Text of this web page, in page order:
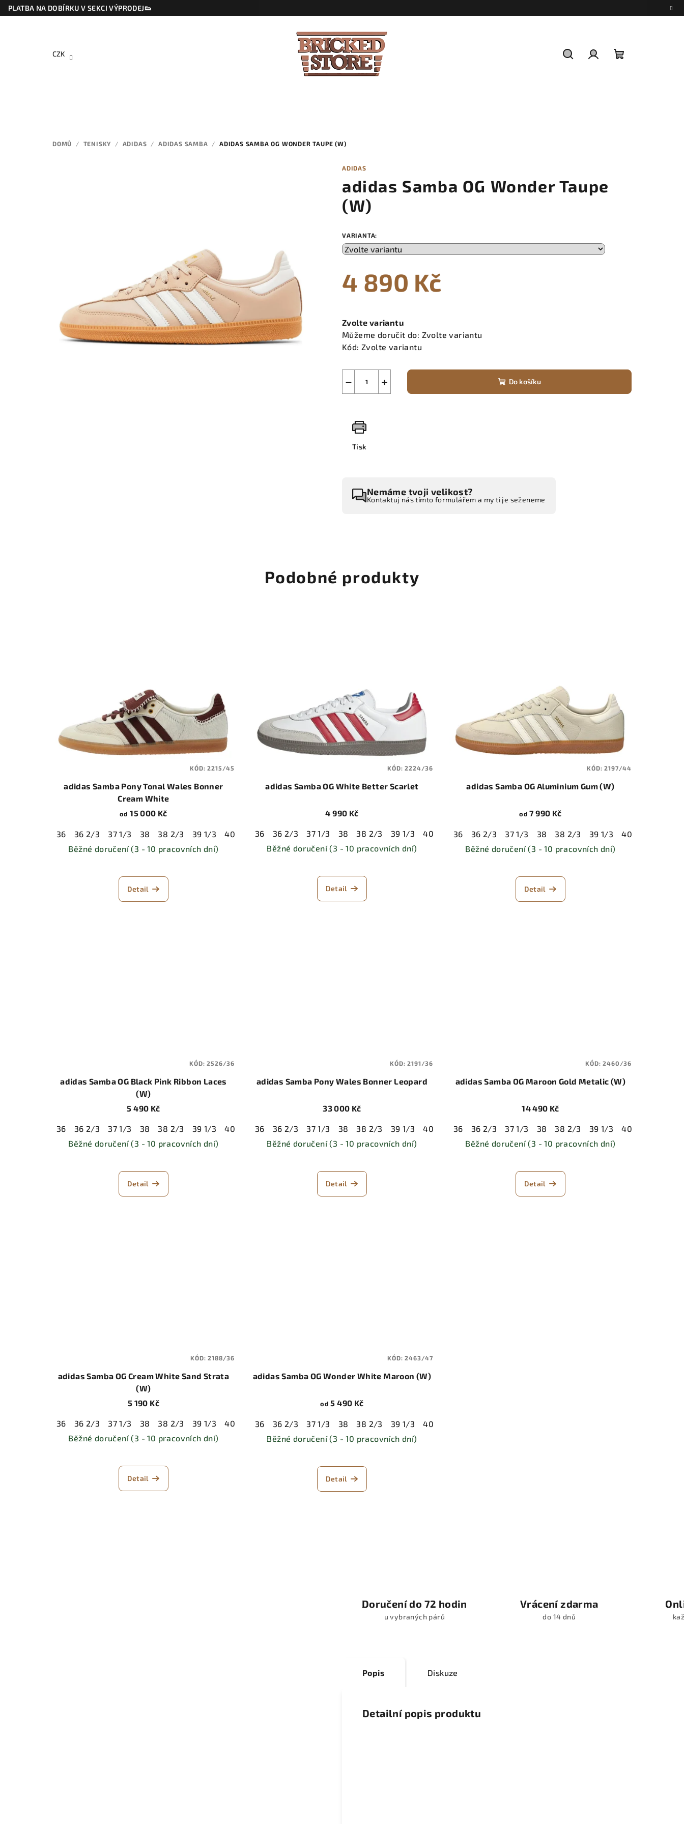
Přejít
na
PLATBA NA DOBÍRKU V SEKCI VÝPRODEJ👟
CZK
DOMŮ / TENISKY / ADIDAS / ADIDAS SAMBA / ADIDAS SAMBA OG WONDER TAUPE (W)
ADIDAS
adidas Samba OG Wonder Taupe
(W)
VARIANTA:
4 890 Kč
cena:
Zvolte variantu
Můžeme doručit do: Zvolte variantu
Kód: Zvolte variantu
+
− Do košíku
Tisk
Nemáme tvoji velikost?
Kontaktuj nás tímto formulářem a my ti je seženeme
Podobné produkty
adidas Samba Pony Tonal Wales Bonner
Cream White
od 15 000 Kč
36 36 2/3 37 1/3 38 38 2/3 39 1/3 40 40 2/3 41 1/3 42 42 2/3 43 1/3 44 44 2/3 45 1/3 46
46 2/3
Běžné doručení (3 - 10 pracovních dní)
Detail
KÓD:2215/45
adidas Samba OG White Better Scarlet
4 990 Kč
36 36 2/3 37 1/3 38 38 2/3 39 1/3 40 40 2/3 41 1/3 42 42 2/3 43 1/3 44 44 2/3
Běžné doručení (3 - 10 pracovních dní)
Detail
KÓD:2224/36
adidas Samba OG Aluminium Gum (W)
od 7 990 Kč
36 36 2/3 37 1/3 38 38 2/3 39 1/3 40
Běžné doručení (3 - 10 pracovních dní)
Detail
KÓD:2197/44
adidas Samba OG Black Pink Ribbon Laces
(W)
5 490 Kč
36 36 2/3 37 1/3 38 38 2/3 39 1/3 40 40 2/3 41 1/3 42 42 2/3 43 1/3
44
Běžné doručení (3 - 10 pracovních dní)
Detail
KÓD:2526/36
adidas Samba Pony Wales Bonner Leopard
33 000 Kč
36 36 2/3 37 1/3 38 38 2/3 39 1/3 40 40 2/3 41 1/3 42 42 2/3 43 1/3 44 44 2/3
Běžné doručení (3 - 10 pracovních dní)
Detail
KÓD:2191/36
adidas Samba OG Maroon Gold Metalic (W)
14 490 Kč
36 36 2/3 37 1/3 38 38 2/3 39 1/3 40
Běžné doručení (3 - 10 pracovních dní)
Detail
KÓD:2460/36
adidas Samba OG Cream White Sand Strata
(W)
5 190 Kč
36 36 2/3 37 1/3 38 38 2/3 39 1/3 40 40 2/3 41 1/3 42 42 2/3 43 1/3 44
44 2/3
Běžné doručení (3 - 10 pracovních dní)
Detail
KÓD:2188/36
adidas Samba OG Wonder White Maroon (W)
od 5 490 Kč
36 36 2/3 37 1/3 38 38 2/3 39 1/3 40
Běžné doručení (3 - 10 pracovních dní)
Detail
KÓD:2463/47
Doručení do 72 hodin
u vybraných párů
Vrácení zdarma
do 14 dnů
Popis Diskuze
Detailní popis produktu